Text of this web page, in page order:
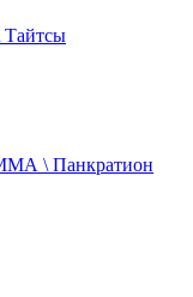
\ Панкратион